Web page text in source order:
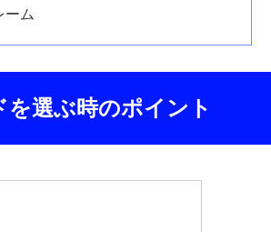
ーム
選ぶ時のポイント